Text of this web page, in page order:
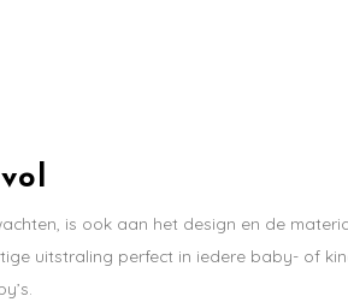
is ook aan het design en de
uitstraling perfect in iedere baby- of